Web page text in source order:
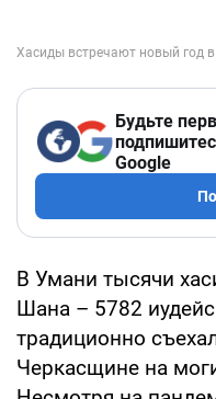
Будьте
Google
В Умани тысячи
Шана – 5782
традиционно
Черкасщине на